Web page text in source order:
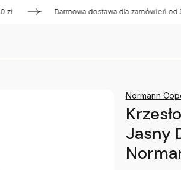
Darmowa dostawa dla zamówień od 300
Normann
Jasny